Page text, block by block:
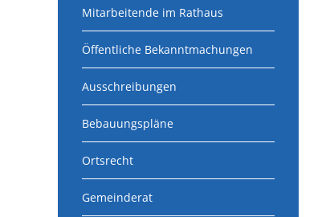
Mitarbeitende im Rathaus
Öffentliche Bekanntmachungen
Ausschreibungen
Bebauungspläne
Ortsrecht
Gemeinderat